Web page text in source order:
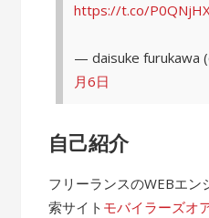
https://t.co/
— daisuke furukawa
月6日
自己紹介
フリーランスのWEBエン
索サイト モバイラーズオ